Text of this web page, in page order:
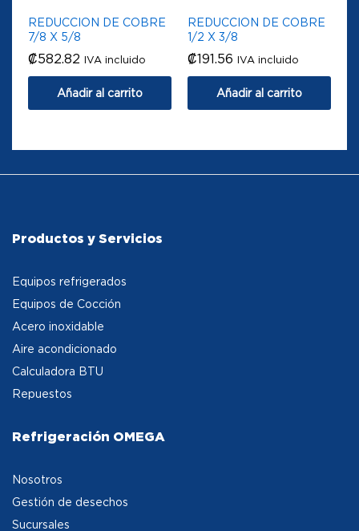
REDUCCION DE COBRE
7/8 X 5/8
₡582.82 IVA incluido
Añadir al carrito
REDUCCION DE COBRE
1/2 X 3/8
₡191.56 IVA incluido
Añadir al carrito
Productos y Servicios
Equipos refrigerados
Equipos de Cocción
Acero inoxidable
Aire acondicionado
Calculadora BTU
Repuestos
Refrigeración OMEGA
Nosotros
Gestión de desechos
Sucursales